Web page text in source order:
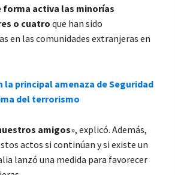
activa las minorías
o cuatro que han sido
en las comunidades extranjeras en
la principal amenaza de Seguridad
del terrorismo
amigos», explicó. Además,
actos si continúan y si existe un
lanzó una medida para favorecer